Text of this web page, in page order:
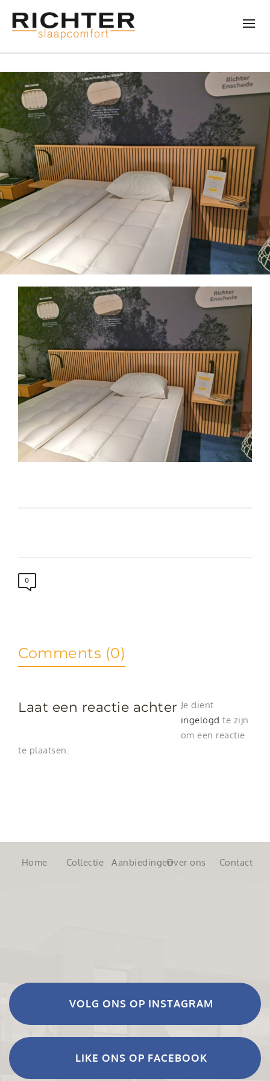
0
Comments (0)
Laat een reactie achter Je dient
ingelogd te zijn
om een reactie
te plaatsen.
Home Collectie AanbiedingenOver ons Contact
VOLG ONS OP INSTAGRAM
LIKE ONS OP FACEBOOK